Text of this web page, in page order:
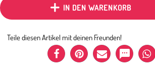
IN DEN WARENKORB
Teile diesen Artikel mit deinen Freunden!